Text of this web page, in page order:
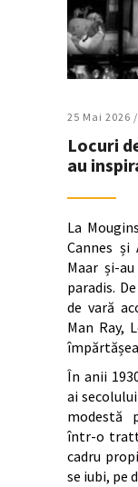
25 Mai 2026 /
Locuri
au
La
Cannes și
Maar și-
paradis.
de vară
Man Ray,
În anii
ai
modestă
într-o
cadru
se iubi, pe